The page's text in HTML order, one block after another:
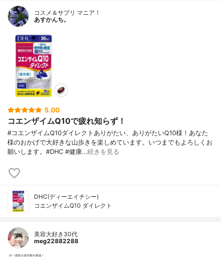
コスメ＆サプリ マニア！
あすかんち。
5.00
コエンザイムQ10で疲れ知らず！
#コエンザイムQ10ダイレクトありがたい、ありがたいQ10様！あなた
様のおかげで大好きな山歩きを楽しめています。いつまでもよろしくお
願いします。#DHC #健康…続きを見る
DHC(ディーエイチシー)
コエンザイムQ10 ダイレクト
美容大好き30代
meg22882288